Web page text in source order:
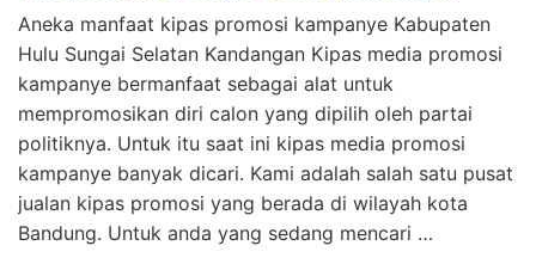
Aneka manfaat kipas promosi kampanye Kabupaten
Hulu Sungai Selatan Kandangan Kipas media promosi
kampanye bermanfaat sebagai alat untuk
mempromosikan diri calon yang dipilih oleh partai
politiknya. Untuk itu saat ini kipas media promosi
kampanye banyak dicari. Kami adalah salah satu pusat
jualan kipas promosi yang berada di wilayah kota
Bandung. Untuk anda yang sedang mencari …